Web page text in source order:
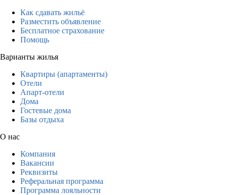
Как сдавать жильё
Разместить объявление
Бесплатное страхование
Помощь
Варианты жилья
Квартиры (апартаменты)
Отели
Апарт-отели
Дома
Гостевые дома
Базы отдыха
О нас
Компания
Вакансии
Реквизиты
Реферальная программа
Программа лояльности